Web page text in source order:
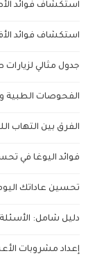
استكشاف فوائد
استكشاف فوائد
جدول مثالي
الفحوصات الطبية
الفرق بين التهاب
فوائد اليوغا في
تحسين عاداتك
دليل شامل:
إعداد مشروبات